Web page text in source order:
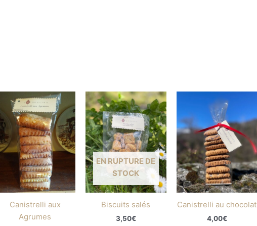
Canistrelli aux
Agrumes
EN RUPTURE DE
STOCK
Biscuits salés
3,50€
Canistrelli au chocolat
4,00€